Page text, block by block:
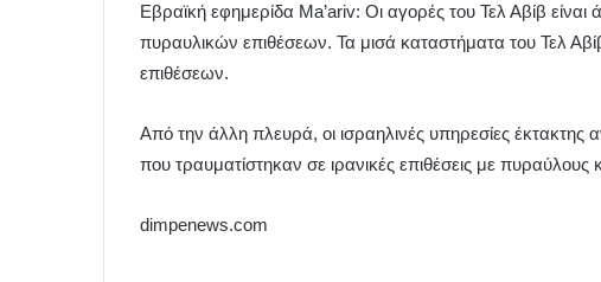
Εβραϊκή εφημερίδα Ma’ariv: Οι αγορές του Τελ Αβίβ
πυραυλικών επιθέσεων. Τα μισά καταστήματα του Τελ
επιθέσεων.
Από την άλλη πλευρά, οι ισραηλινές υπηρεσίες
που τραυματίστηκαν σε ιρανικές επιθέσεις με
dimpenews.com